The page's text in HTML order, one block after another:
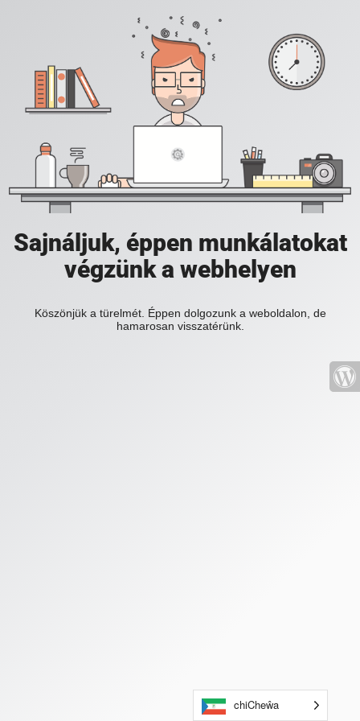
Sajnáljuk, éppen munkálatokat
végzünk a webhelyen
Köszönjük a türelmét. Éppen dolgozunk a weboldalon, de
hamarosan visszatérünk.
chiCheŵa